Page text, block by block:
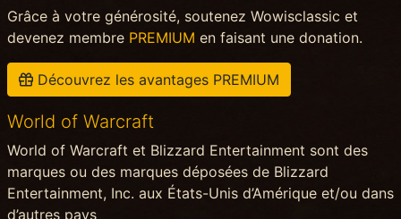
Grâce à votre générosité, soutenez Wowisclassic et
devenez membre PREMIUM en faisant une donation.
Découvrez les avantages PREMIUM
World of Warcraft
World of Warcraft et Blizzard Entertainment sont des
marques ou des marques déposées de Blizzard
Entertainment, Inc. aux États-Unis d’Amérique et/ou dans
d’autres pays